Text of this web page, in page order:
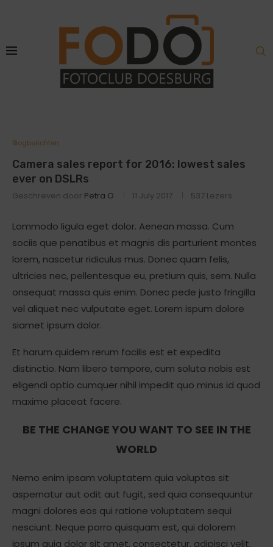
Blogberichten
Camera sales report for 2016: lowest sales
ever on DSLRs
Geschreven door Petra O 11 July 2017 537 Lezers
Lommodo ligula eget dolor. Aenean massa. Cum
sociis que penatibus et magnis dis parturient montes
lorem, nascetur ridiculus mus. Donec quam felis,
ultricies nec, pellentesque eu, pretium quis, sem. Nulla
onsequat massa quis enim. Donec pede justo fringilla
vel aliquet nec vulputate eget. Lorem ispum dolore
siamet ipsum dolor.
Et harum quidem rerum facilis est et expedita
distinctio. Nam libero tempore, cum soluta nobis est
eligendi optio cumquer nihil impedit quo minus id quod
maxime placeat facere.
BE THE CHANGE YOU WANT TO SEE IN THE
WORLD
Nemo enim ipsam voluptatem quia voluptas sit
aspernatur aut odit aut fugit, sed quia consequuntur
magni dolores eos qui ratione voluptatem sequi
nesciunt. Neque porro quisquam est, qui dolorem
ipsum quia dolor sit amet, consectetur, adipisci velit,